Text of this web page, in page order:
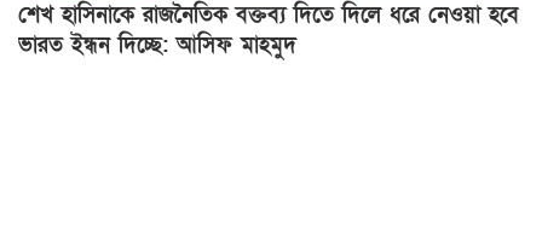
শেখ হাসিনাকে রাজনৈতিক বক্তব্য দিতে দিলে ধরে নেওয়া হবে
ভারত ইন্ধন দিচ্ছে: আসিফ মাহমুদ